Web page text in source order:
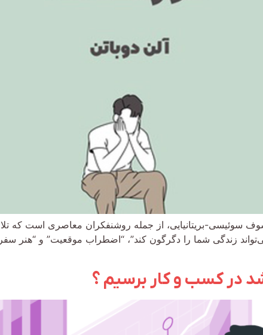
سوئیسی-بریتانیایی، از جمله روشنفکران معاصری است که
زندگی شما را دگرگون کند”، “اضطراب موقعیت” و “هنر
در کسب و کار برسیم ؟